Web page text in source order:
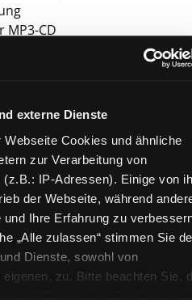
externe Dienste
Cookies und ähnliche
zur Verarbeitung von
(z.B.: IP-Adressen). Einige von
der Webseite, während
Ihre Erfahrung zu
„Alle zulassen“ stimmen Sie
Dienste, sowohl von
zu. Bitte beachten Sie,
MP3-CD
ausblenden